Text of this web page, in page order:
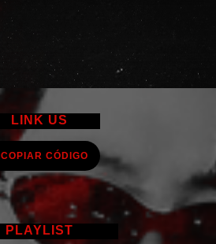
LINK US
COPIAR CÓDIGO
PLAYLIST